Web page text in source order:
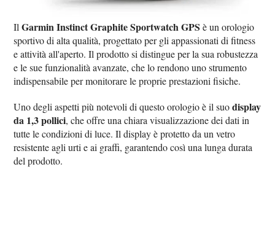
IlGarmin Instinct Graphite Sportwatch GPS è un orologio
sportivo di alta qualità, progettato per gli appassionati di fitness
e attività all'aperto. Il prodotto si distingue per la sua robustezza
e le sue funzionalità avanzate, che lo rendono uno strumento
indispensabile per monitorare le proprie prestazioni fisiche.
Uno degli aspetti più notevoli di questo orologio è il suodisplay
da 1,3 pollici, che offre una chiara visualizzazione dei dati in
tutte le condizioni di luce. Il display è protetto da un vetro
resistente agli urti e ai graffi, garantendo così una lunga durata
del prodotto.